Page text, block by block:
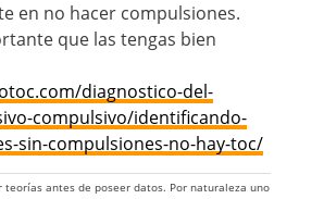
en no hacer compulsiones.
que las tengas bien
diagnostico-del-
compulsivo/identificando-
sin-compulsiones-no-hay-toc/
teorías antes de poseer datos. Por naturaleza uno